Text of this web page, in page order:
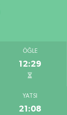
ÖĞLE
12:29
YATSI
21:08